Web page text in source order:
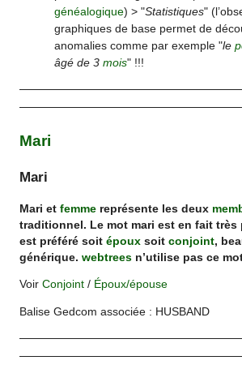
généalogique) > "Statistiques"
graphiques de base permet de
anomalies comme par exemple "le
âgé de 3mois" !!!
Mari
Mari
Mari etfemme représente les deux
traditionnel. Le mot mari est en fait
est préféré soitépoux soitconjoint,
générique.webtrees n’utilise pas ce
VoirConjoint / Époux/épouse
Balise Gedcom associée : HUSBAND